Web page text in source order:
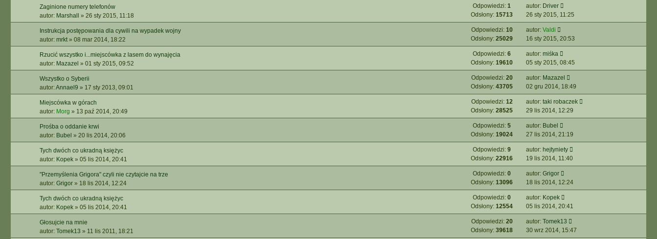
Zaginione numery telefonów
autor: Marshall » 26 sty 2015, 11:18
Odpowiedzi: 1
Odsłony: 15713
autor: Driver
26 sty 2015, 11:25
Instrukcja postępowania dla cywili na wypadek wojny
autor: mrkt» 08 mar 2014, 18:22
Odpowiedzi: 10
Odsłony: 25029
autor: Valdi
16 sty 2015, 20:53
Rzucić wszystko i...miejscówka z lasem do wynajęcia
autor: Mazazel » 01 sty 2015, 09:52
Odpowiedzi: 6
Odsłony: 19610
autor: miśka
05 sty 2015, 08:45
Wszystko o Syberii
autor:Annael9 » 17 sty 2013, 09:01
Odpowiedzi: 20
Odsłony: 43705
autor: Mazazel
02 gru 2014, 18:49
Miejscówka w górach
autor: Morg » 13 paź 2014, 20:49
Odpowiedzi: 12
Odsłony: 28525
autor: taki robaczek
29 lis 2014, 12:29
Prośba o oddanie krwi
autor: Bubel » 20 lis 2014, 20:06
Odpowiedzi: 5
Odsłony: 19024
autor: Bubel
27 lis 2014, 21:19
Tych dwóch co ukradną księżyc
autor: Kopek » 05 lis 2014, 20:41
Odpowiedzi: 9
Odsłony: 22916
autor: hejtyniety
19 lis 2014, 11:40
"Przemyślenia Grigora" czyli nie czytajcie na trze
autor: Grigor » 18 lis 2014, 12:24
Odpowiedzi: 0
Odsłony: 13096
autor: Grigor
18 lis 2014, 12:24
Tych dwóch co ukradną księżyc
autor: Kopek » 05 lis 2014, 20:41
Odpowiedzi: 0
Odsłony: 12554
autor: Kopek
05 lis 2014, 20:41
Głosujcie na mnie
autor: Tomek13 » 11 lis 2011, 18:21
Odpowiedzi: 20
Odsłony: 39618
autor: Tomek13
30 wrz 2014, 15:47